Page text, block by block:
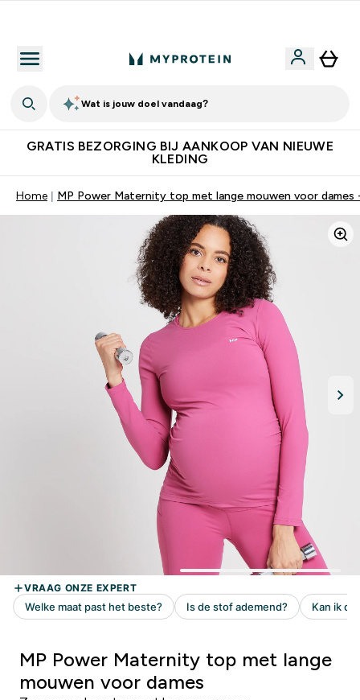
Wat is jouw doel vandaag?
GRATIS BEZORGING BIJ AANKOOP VAN NIEUWE
KLEDING
Home MP Power Maternity top met lange mouwen voor
MP Power Maternity top met lange
mouwen voor dames